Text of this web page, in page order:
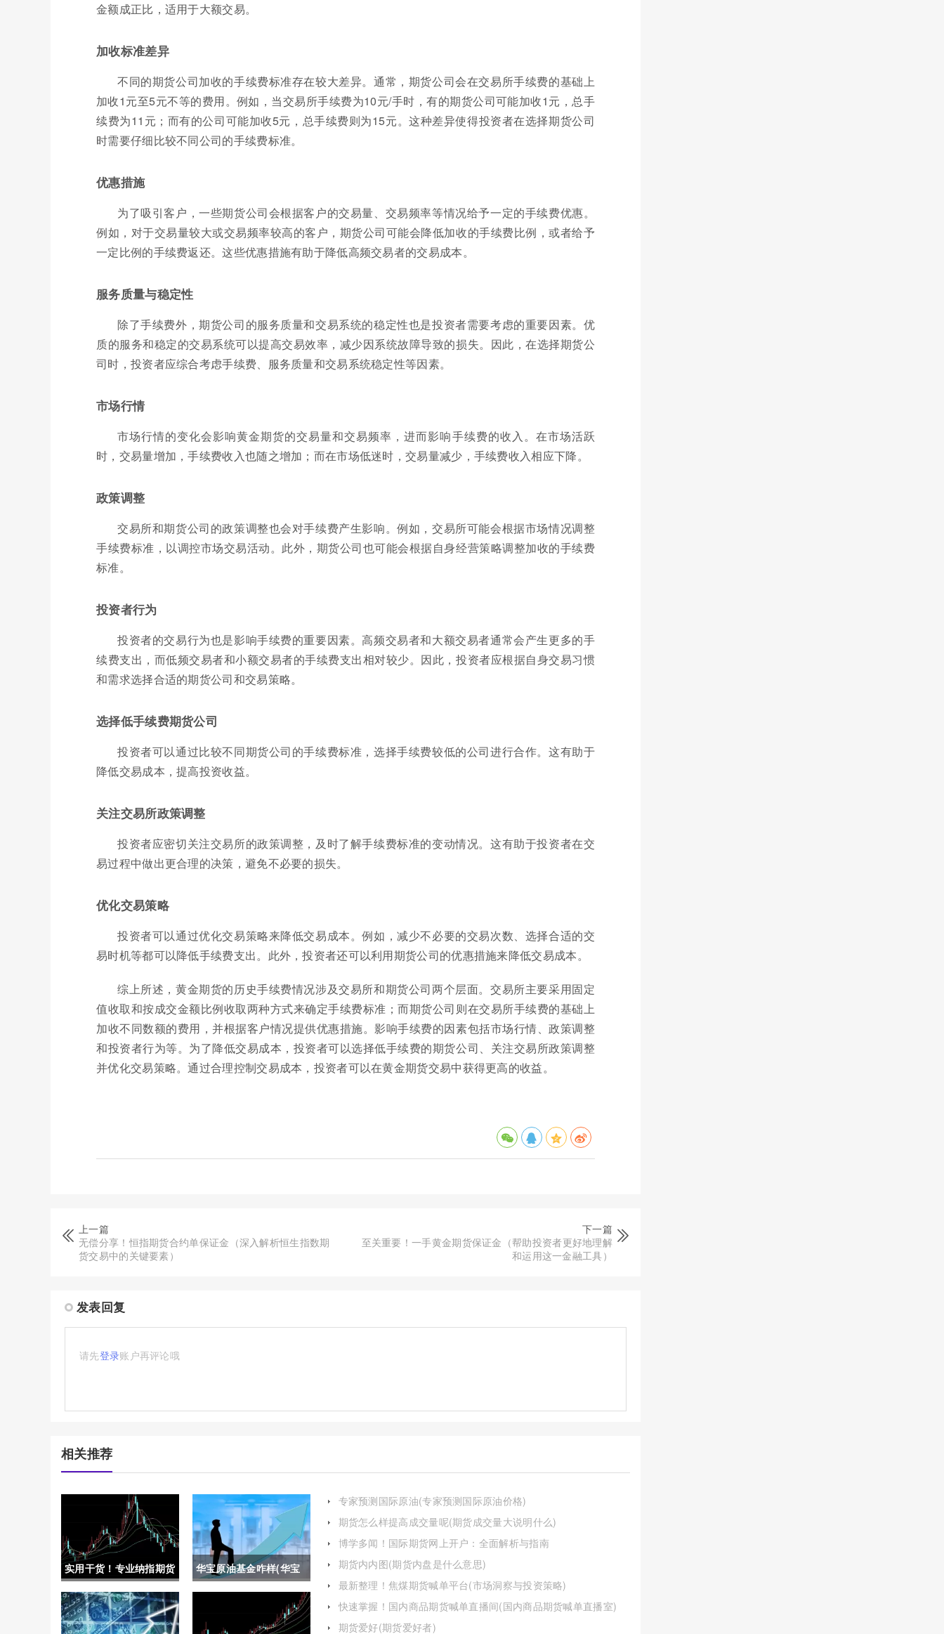
金额成正比，适用于大额交易。
加收标准差异
不同的期货公司加收的手续费标准存在较大差异。通常，期货公司会在交易所手续费的基础上
加收1元至5元不等的费用。例如，当交易所手续费为10元/手时，有的期货公司可能加收1元，总手
续费为11元；而有的公司可能加收5元，总手续费则为15元。这种差异使得投资者在选择期货公司
时需要仔细比较不同公司的手续费标准。
优惠措施
为了吸引客户，一些期货公司会根据客户的交易量、交易频率等情况给予一定的手续费优惠。
例如，对于交易量较大或交易频率较高的客户，期货公司可能会降低加收的手续费比例，或者给予
一定比例的手续费返还。这些优惠措施有助于降低高频交易者的交易成本。
服务质量与稳定性
除了手续费外，期货公司的服务质量和交易系统的稳定性也是投资者需要考虑的重要因素。优
质的服务和稳定的交易系统可以提高交易效率，减少因系统故障导致的损失。因此，在选择期货公
司时，投资者应综合考虑手续费、服务质量和交易系统稳定性等因素。
市场行情
市场行情的变化会影响黄金期货的交易量和交易频率，进而影响手续费的收入。在市场活跃
时，交易量增加，手续费收入也随之增加；而在市场低迷时，交易量减少，手续费收入相应下降。
政策调整
交易所和期货公司的政策调整也会对手续费产生影响。例如，交易所可能会根据市场情况调整
手续费标准，以调控市场交易活动。此外，期货公司也可能会根据自身经营策略调整加收的手续费
标准。
投资者行为
投资者的交易行为也是影响手续费的重要因素。高频交易者和大额交易者通常会产生更多的手
续费支出，而低频交易者和小额交易者的手续费支出相对较少。因此，投资者应根据自身交易习惯
和需求选择合适的期货公司和交易策略。
选择低手续费期货公司
投资者可以通过比较不同期货公司的手续费标准，选择手续费较低的公司进行合作。这有助于
降低交易成本，提高投资收益。
关注交易所政策调整
投资者应密切关注交易所的政策调整，及时了解手续费标准的变动情况。这有助于投资者在交
易过程中做出更合理的决策，避免不必要的损失。
优化交易策略
投资者可以通过优化交易策略来降低交易成本。例如，减少不必要的交易次数、选择合适的交
易时机等都可以降低手续费支出。此外，投资者还可以利用期货公司的优惠措施来降低交易成本。
综上所述，黄金期货的历史手续费情况涉及交易所和期货公司两个层面。交易所主要采用固定
值收取和按成交金额比例收取两种方式来确定手续费标准；而期货公司则在交易所手续费的基础上
加收不同数额的费用，并根据客户情况提供优惠措施。影响手续费的因素包括市场行情、政策调整
和投资者行为等。为了降低交易成本，投资者可以选择低手续费的期货公司、关注交易所政策调整
并优化交易策略。通过合理控制交易成本，投资者可以在黄金期货交易中获得更高的收益。
上一篇
无偿分享！恒指期货合约单保证金（深入解析恒生指数期
货交易中的关键要素）
下一篇
至关重要！一手黄金期货保证金（帮助投资者更好地理解
和运用这一金融工具）
发表回复
请先登录账户再评论哦
相关推荐
实用干货！专业纳指期货
怎么开户（帮助投资者顺
利进入这一市场）
华宝原油基金咋样(华宝
原油基金咋样啊)
专家预测国际原油(专家预测国际原油价格)
期货怎么样提高成交量呢(期货成交量大说明什么)
博学多闻！国际期货网上开户：全面解析与指南
期货内内图(期货内盘是什么意思)
最新整理！焦煤期货喊单平台(市场洞察与投资策略)
快速掌握！国内商品期货喊单直播间(国内商品期货喊单直播室)
期货爱好(期货爱好者)